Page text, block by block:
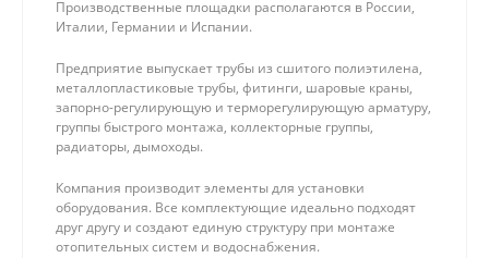
Производственные площадки располагаются в России,
Италии, Германии и Испании.
Предприятие выпускает трубы из сшитого полиэтилена,
металлопластиковые трубы, фитинги, шаровые краны,
запорно-регулирующую и терморегулирующую арматуру,
группы быстрого монтажа, коллекторные группы,
радиаторы, дымоходы.
Компания производит элементы для установки
оборудования. Все комплектующие идеально подходят
друг другу и создают единую структуру при монтаже
отопительных систем и водоснабжения.